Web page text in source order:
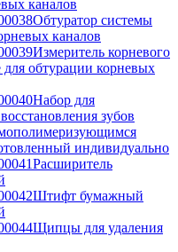
каналов
Обтуратор системы
каналов
Измеритель корневого
для обтурации корневых
Набор для
зубов
индивидуально
Расширитель
Штифт бумажный
Щипцы для удаления